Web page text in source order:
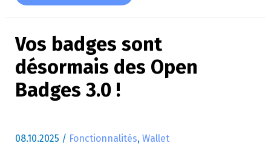
Vos badges sont
désormais des Open
Badges 3.0 !
08.10.2025 / Fonctionnalités, Wallet